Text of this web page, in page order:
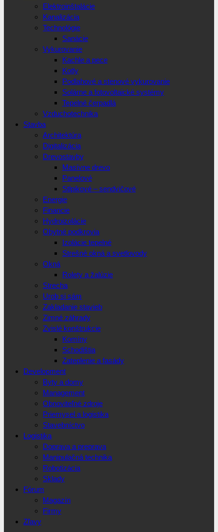
Elektroinštalácie
Kanalizácia
Technológie
Sanácie
Vykurovanie
Kachle a pece
Kotly
Podlahové a stenové vykurovanie
Solárne a fotovoltaické systémy
Tepelné čerpadlá
Vzduchotechnika
Stavba
Architektúra
Digitalizácia
Drevostavby
Masívne drevo
Panelové
Stlpikové – sendvičové
Energie
Financie
Hydroizolácie
Obytné podkrovia
Izolácie tepelné
Strešné okná a svetlovody
Okná
Rolety a žalúzie
Strecha
Urob si sám
Zakladanie stavieb
Zimné záhrady
Zvislé konštrukcie
Komíny
Schodištia
Zateplenie a fasády
Development
Byty a domy
Management
Obnoviteľné zdroje
Priemysel a logistika
Stavebníctvo
Logistika
Doprava a preprava
Manipulačná technika
Robotizácia
Sklady
Fórum
Magazín
Firmy
Zľavy